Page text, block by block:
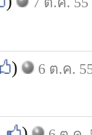
) 6 ต.ค.